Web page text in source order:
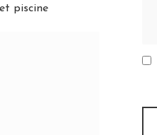
piscine